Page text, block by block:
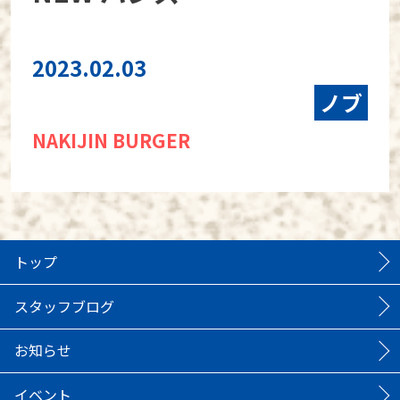
2023.02.03
ノブ
NAKIJIN BURGER
トップ
スタッフブログ
お知らせ
イベント